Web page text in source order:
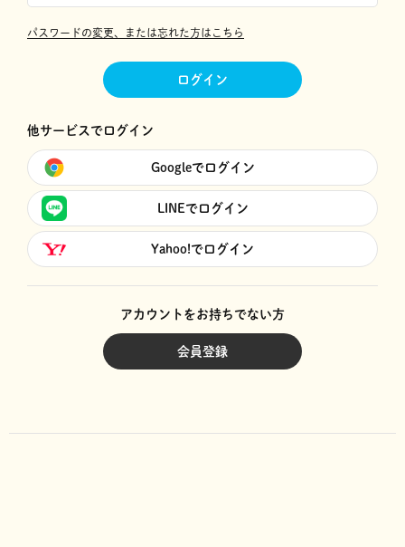
パスワードの変更、または忘れた方はこちら
ログイン
他サービスでログイン
Googleでログイン
LINEでログイン
Yahoo!でログイン
アカウントをお持ちでない方
会員登録